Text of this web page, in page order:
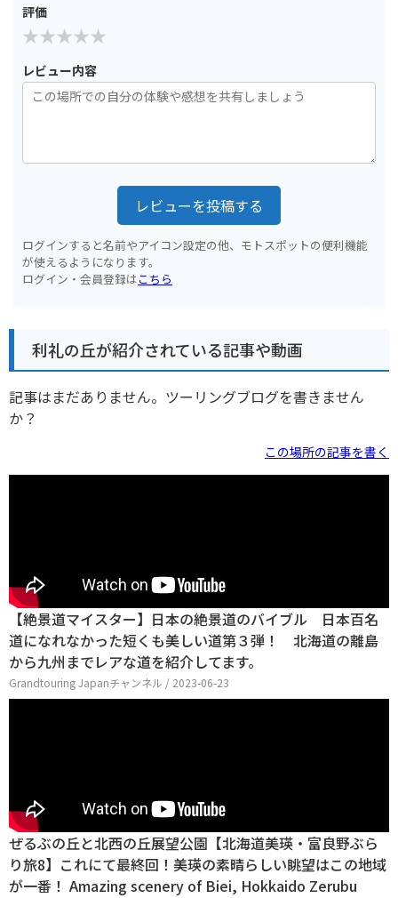
評価
レビュー内容
レビューを投稿する
ログインすると名前やアイコン設定の他、モトスポットの便利機能
が使えるようになります。
ログイン・会員登録はこちら
利礼の丘が紹介されている記事や動画
記事はまだありません。ツーリングブログを書きません
か？
この場所の記事を書く
【絶景道マイスター】日本の絶景道のバイブル 日本百名
道になれなかった短くも美しい道第３弾！ 北海道の離島
から九州までレアな道を紹介してます。
Grandtouring Japanチャンネル / 2023-06-23
ぜるぶの丘と北西の丘展望公園【北海道美瑛・富良野ぶら
り旅8】これにて最終回！美瑛の素晴らしい眺望はこの地域
が一番！ Amazing scenery of Biei, Hokkaido Zerubu